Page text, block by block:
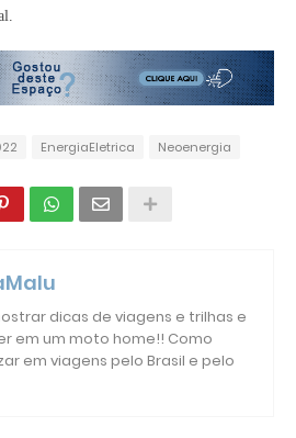
EnergiaEletrica Neoenergia
dicas de viagens e trilhas e
em um moto home!! Como
em viagens pelo Brasil e pelo